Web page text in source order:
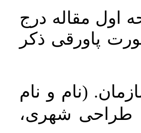
اول مقاله درج
پاورقی ذکر
(نام و نام
طراحی شهری،